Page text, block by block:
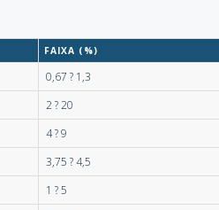
FAIXA (%)
0,67 ? 1,3
2 ? 20
4 ? 9
3,75 ? 4,5
1 ? 5